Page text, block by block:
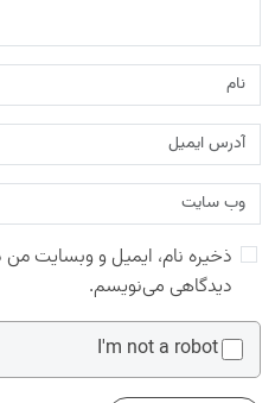
ذخیره نام، ایمیل و وبسایت من
دیدگاهی می‌نویسم.
I'm not a robot